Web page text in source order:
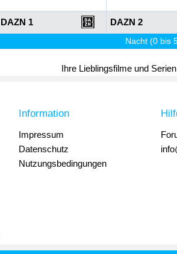
DAZN 1 DAZN 2
Nacht (0 bis
Ihre Lieblingsfilme und
Information
Impressum
Datenschutz
Nutzungsbedingungen